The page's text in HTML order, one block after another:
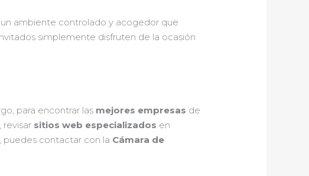
un ambiente controlado y acogedor que
simplemente disfruten de la ocasión
para encontrar las mejores empresas de
, revisar sitios web especializados en
puedes contactar con la Cámara de